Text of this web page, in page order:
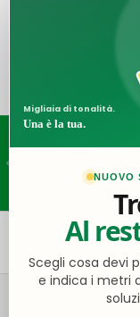
Indietro
Migliaia di tonalità.
Una è la tua.
NUOVO
Al
Scegli cosa devi
e indica i metri